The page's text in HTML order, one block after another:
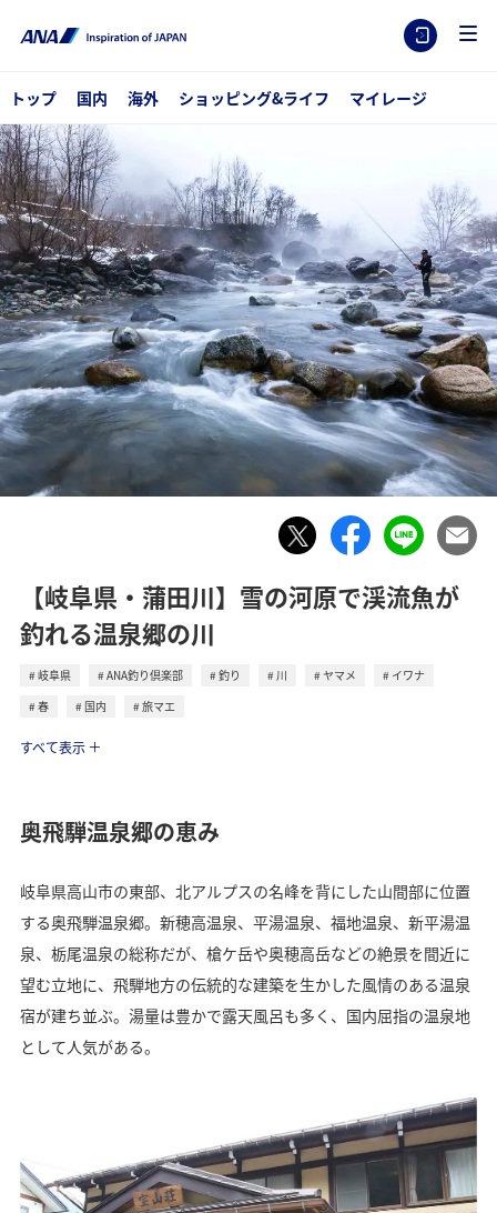
トップ 国内 海外 ショッピング&ライフ マイレージ
【岐阜県・蒲田川】雪の河原で渓流魚が
釣れる温泉郷の川
岐阜県 ANA釣り倶楽部 釣り 川 ヤマメ
イワナ
春
国内
旅マエ
すべて表示
奥飛騨温泉郷の恵み
岐阜県高山市の東部、北アルプスの名峰を背にした山間部に位置
する奥飛騨温泉郷。新穂高温泉、平湯温泉、福地温泉、新平湯温
泉、栃尾温泉の総称だが、槍ケ岳や奥穂高岳などの絶景を間近に
望む立地に、飛騨地方の伝統的な建築を生かした風情のある温泉
宿が建ち並ぶ。湯量は豊かで露天風呂も多く、国内屈指の温泉地
として人気がある。